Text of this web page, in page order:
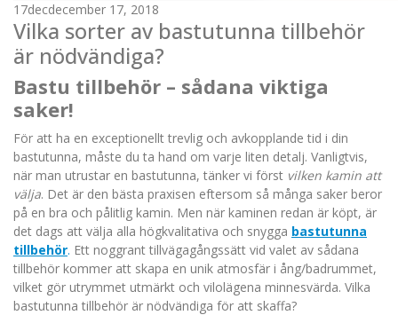
17decdecember 17, 2018
Vilka sorter av bastutunna tillbehör
är nödvändiga?
Bastu tillbehör – sådana viktiga
saker!
För att ha en exceptionellt trevlig och avkopplande tid i din
bastutunna, måste du ta hand om varje liten detalj. Vanligtvis,
när man utrustar en bastutunna, tänker vi först vilken kamin att
välja. Det är den bästa praxisen eftersom så många saker beror
på en bra och pålitlig kamin. Men när kaminen redan är köpt, är
det dags att välja alla högkvalitativa och snygga bastutunna
tillbehör. Ett noggrant tillvägagångssätt vid valet av sådana
tillbehör kommer att skapa en unik atmosfär i ång/badrummet,
vilket gör utrymmet utmärkt och vilolägena minnesvärda. Vilka
bastutunna tillbehör är nödvändiga för att skaffa?